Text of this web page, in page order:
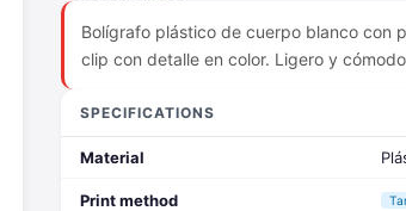
Bolígrafo plástico de cuerpo blanco con
clip con detalle en color. Ligero y
SPECIFICATIONS
Material
Print method